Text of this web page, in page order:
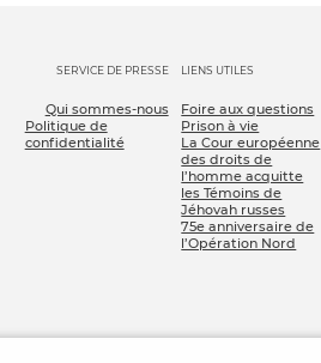
SERVICE DE PRESSE
Qui sommes-nous
Politique de
confidentialité
LIENS UTILES
Foire aux questions
Prison à vie
La Cour européenne
des droits de
l’homme acquitte
les Témoins de
Jéhovah russes
75e anniversaire de
l’Opération Nord